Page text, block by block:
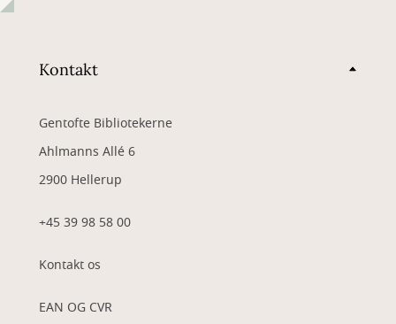
Kontakt
Gentofte Bibliotekerne
Ahlmanns Allé 6
2900 Hellerup
+45 39 98 58 00
Kontakt os
EAN OG CVR